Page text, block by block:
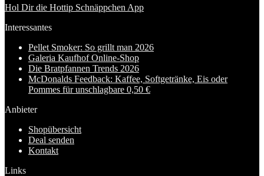
Hol Dir die Hottip Schnäppchen App
Interessantes
Pellet Smoker: So grillt man 2026
Galeria Kaufhof Online-Shop
Die Bratpfannen Trends 2026
McDonalds Feedback: Kaffee, Softgetränke, Eis oder
Pommes für unschlagbare 0,50 €
Anbieter
Shopübersicht
Deal senden
Kontakt
Links